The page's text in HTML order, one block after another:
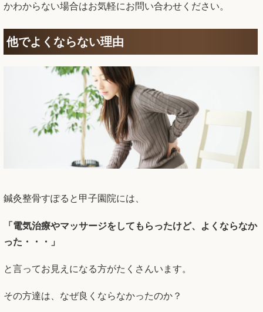
かわからない場合はお気軽にお問い合わせください。
他でよくならない理由
鍼灸整骨すぽると甲子園院には、
「電気治療やマッサージをしてもらったけど、よくならなか
った・・・」
と言ってお見えになる方がたくさんいます。
その方達は、なぜ良くならなかったのか？